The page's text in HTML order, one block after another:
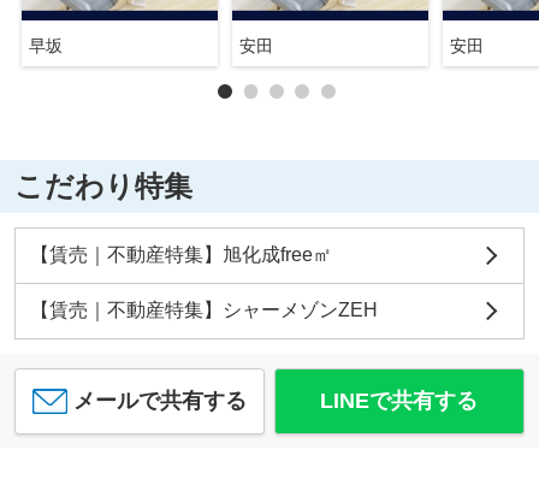
早坂 安田 安田
こだわり特集
【賃売｜不動産特集】旭化成free㎡
【賃売｜不動産特集】シャーメゾンZEH
メールで共有する LINEで共有する